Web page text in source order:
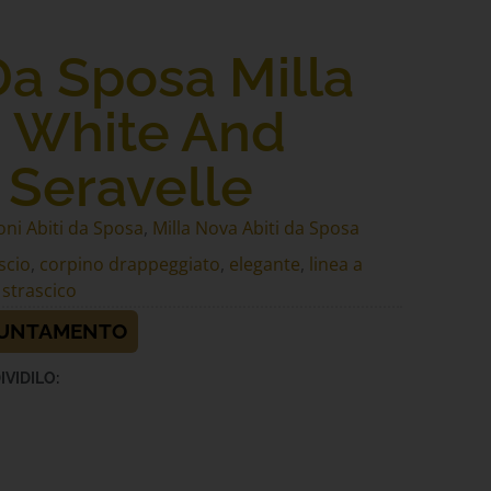
Sposa Milla
White And
Abiti da Sposa Milla Nova Abiti da Sposa
corpino drappeggiato elegante linea a
strascico